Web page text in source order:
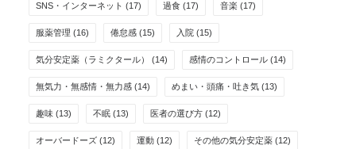
SNS・インターネット (17) 過食 (17) 音楽 (17)
服薬管理 (16) 倦怠感 (15) 入院 (15)
気分安定薬（ラミクタール） (14) 感情のコントロール (14)
無気力・無感情・無力感 (14) めまい・頭痛・吐き気 (13)
趣味 (13) 不眠 (13) 医者の選び方 (12)
オーバードーズ (12) 運動 (12) その他の気分安定薬 (12)